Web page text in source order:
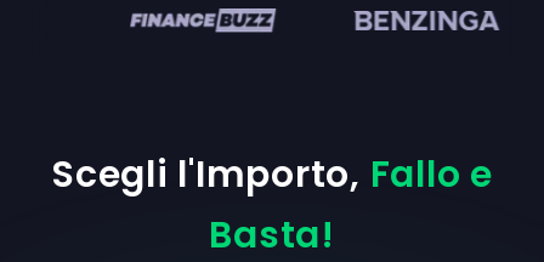
Scegli l'Importo, Fallo e
Basta!